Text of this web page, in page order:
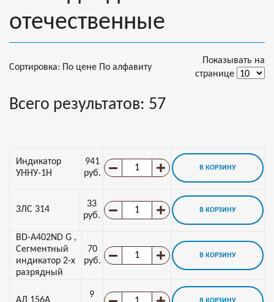
отечественные
Сортировка: По цене По алфавиту
Показывать на
странице
Всего результатов: 57
Индикатор
УННУ-1Н
941
руб.
В КОРЗИНУ
3ЛС 314
33
руб.
В КОРЗИНУ
BD-A402ND G ,
Сегментный
индикатор 2-х
разрядный
70
руб.
В КОРЗИНУ
9